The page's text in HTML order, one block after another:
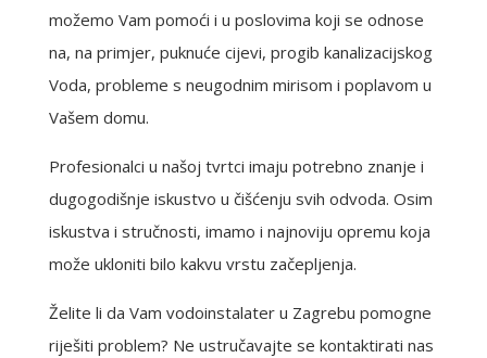
možemo Vam pomoći i u poslovima koji se odnose
na, na primjer, puknuće cijevi, progib kanalizacijskog
Voda, probleme s neugodnim mirisom i poplavom u
Vašem domu.
Profesionalci u našoj tvrtci imaju potrebno znanje i
dugogodišnje iskustvo u čišćenju svih odvoda. Osim
iskustva i stručnosti, imamo i najnoviju opremu koja
može ukloniti bilo kakvu vrstu začepljenja.
Želite li da Vam vodoinstalater u Zagrebu pomogne
riješiti problem? Ne ustručavajte se kontaktirati nas